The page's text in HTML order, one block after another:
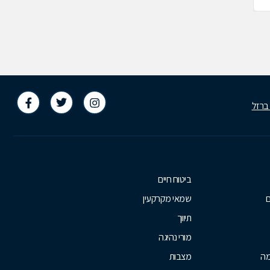
ביטוח חיים
שמאי מקרקעין
תיווך
מורי נהיגה
מצבות